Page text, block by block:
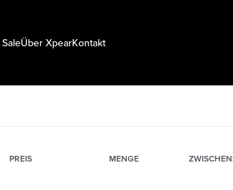
SaleÜber XpearKontakt
PREIS MENGE